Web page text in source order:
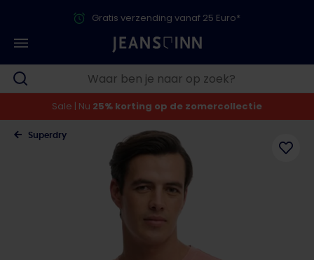
Gratis verzending vanaf 25 Euro*
Sale | Nu 25% korting op de zomercollectie
Superdry